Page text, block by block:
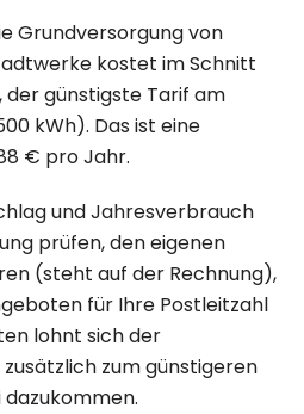
Grundversorgung von
kostet im Schnitt
, der günstigste Tarif am
kWh). Das ist eine
€ pro Jahr.
und Jahresverbrauch
prüfen, den eigenen
(steht auf der Rechnung),
für Ihre Postleitzahl
lohnt sich der
zum günstigeren
dazukommen.